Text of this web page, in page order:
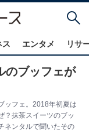
ス エンタメ リサ
のブッフェが
ッフェ。2018年初夏は
？抹茶スイーツのブッ
ネンタルで聞いたその